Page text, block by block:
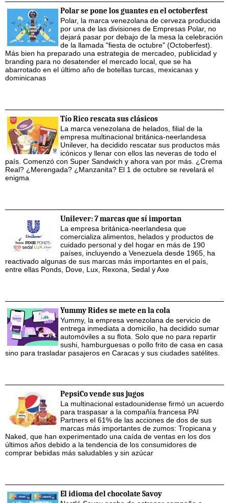
Polar se pone los guantes en el octoberfest
Polar, la marca venezolana de cerveza producida
por una de las divisiones de Empresas Polar, no
dejará pasar por debajo de la mesa la celebración
de la llamada "fiesta de octubre" (Octoberfest).
Más bien ha preparado una estrategia de mercadeo, publicidad y
branding para no desatender el mercado local, que se ha
abarrotado en el último año de botellas turcas, mexicanas y
dominicanas
Tío Rico rescata sus clásicos
La marca venezolana de helados, filial de la
empresa multinacional británica-neerlandesa
Unilever, ha decidido rescatar sus productos más
icónicos y llenar con ellos las neveras de todo el
país. Comenzó con Super Sandwich y ahora van por más. ¿Crema
Real? ¿Merengada? ¿Manzanita? El 1 de octubre se revelará el
enigma
Unilever: 7 marcas que sí importan
La empresa británica-neerlandesa que
comercializa alimentos, helados y productos de
cuidado personal y del hogar en más de 190
países, incluyendo a Venezuela desde 1965, ha
reactivado algunas de sus marcas más importantes en el país,
entre ellas Ponds, Dove, Lux, Rexona, Sedal y Axe
Yummy Rides se mete en la cola
Yummy, la empresa venezolana de servicio de
entrega inmediata a domicilio, ha decidido sumar
automóviles a su flota. Solo que no para repartir
sushi, hamburguesas o pollo frito de casa en casa
sino para trasladar pasajeros en Caracas y sus ciudades satélites.
PepsiCo vende sus jugos
La multinacional estadounidense firmó un acuerdo
para traspasar a la compañía francesa PAI
Partners el 61% de las acciones de dos de sus
marcas más importantes de zumos: Tropicana y
Naked, que han experimentado una caída de ventas en los dos
últimos años debido a la tendencia de los consumidores de
comprar bebidas más saludables y sin azúcar
El idioma del chocolate Savoy